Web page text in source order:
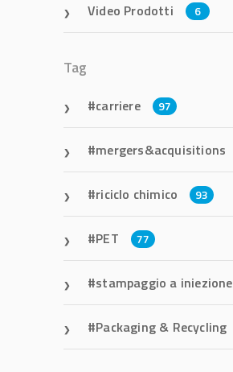
Video Prodotti 6
Tag
carriere 97
mergers&acquisitions
riciclo chimico 93
PET 77
stampaggio a iniezione
Packaging & Recycling